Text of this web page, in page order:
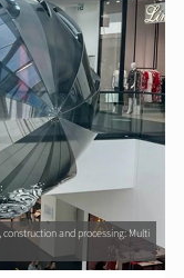
and processing: Multi